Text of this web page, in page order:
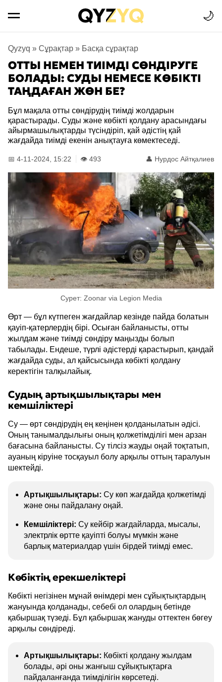
🌙
Qyzyq » Сұрақтар » Басқа сұрақтар
ОТТЫ НЕМЕН ТИІМДІ СӨНДІРУГЕ
БОЛАДЫ: СУДЫ НЕМЕСЕ КӨБІКТІ
ТАҢДАҒАН ЖӨН БЕ?
Бұл мақала отты сөндірудің тиімді жолдарын
қарастырады. Суды және көбікті қолдану арасындағы
айырмашылықтарды түсіндіріп, қай әдістің қай
жағдайда тиімді екенін анықтауға көмектеседі.
📅 4-11-2024, 15:22 👁️ 493 👤 Нурдос Айтқалиев
Сурет: Zoonar via Legion Media
Өрт — бұл күтпеген жағдайлар кезінде пайда болатын
қауіп-қатерлердің бірі. Осыған байланысты, отты
жылдам және тиімді сөндіру маңызды болып
табылады. Ендеше, түрлі әдістерді қарастырып, қандай
жағдайда суды, ал қайсысында көбікті қолдану
керектігін талқылайық.
Судың артықшылықтары мен
кемшіліктері
Су — өрт сөндірудің ең кеңінен қолданылатын әдісі.
Оның танымалдылығы оның қолжетімділігі мен арзан
бағасына байланысты. Су тілсіз жауды оңай тоқтатып,
ауаның кіруіне тосқауыл болу арқылы оттың таралуын
шектейді.
Артықшылықтары: Су көп жағдайда қолжетімді
және оны пайдалану оңай.
Кемшіліктері: Су кейбір жағдайларда, мысалы,
электрлік өртте қауіпті болуы мүмкін және
барлық материалдар үшін бірдей тиімді емес.
Көбіктің ерекшеліктері
Көбікті негізінен мұнай өнімдері мен сұйықтықтардың
жануында қолданады, себебі ол олардың бетінде
қабыршақ түзеді. Бұл қабыршақ жануды оттектен бөгеу
арқылы сөндіреді.
Артықшылықтары: Көбікті қолдану жылдам
болады, әрі оны жанғыш сұйықтықтарға
пайдаланғанда тиімділігін көрсетеді.